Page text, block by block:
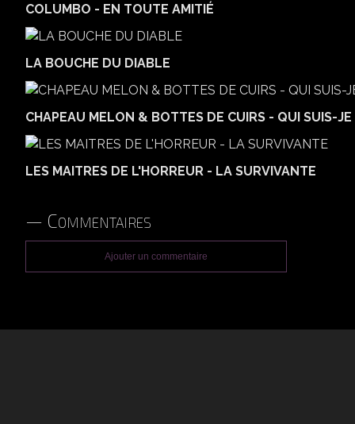
COLUMBO - EN TOUTE AMITIÉ
LA BOUCHE DU DIABLE
CHAPEAU MELON & BOTTES DE CUIRS - QUI SUIS-JE
LES MAITRES DE L'HORREUR - LA SURVIVANTE
Commentaires
Ajouter un commentaire